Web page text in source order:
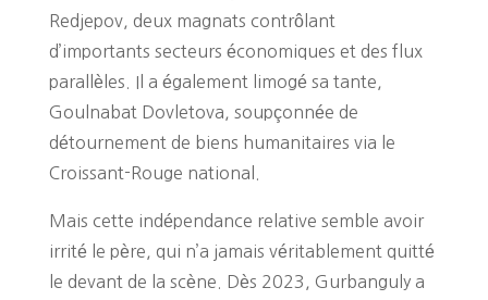
Redjepov, deux magnats contrôlant
d’importants secteurs économiques et des flux
parallèles. Il a également limogé sa tante,
Goulnabat Dovletova, soupçonnée de
détournement de biens humanitaires via le
Croissant-Rouge national.
Mais cette indépendance relative semble avoir
irrité le père, qui n’a jamais véritablement quitté
le devant de la scène. Dès 2023, Gurbanguly a